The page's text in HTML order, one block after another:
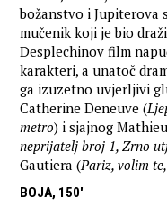
božanstvo i Jupiterova
mučenik koji je bio
Desplechinov film
karakteri, a unatoč
ga izuzetno uvjerljivi
Catherine Deneuve (
metro) i sjajnog
neprijatelj broj 1, Zrno
Gautiera (Pariz, volim
BOJA, 150'